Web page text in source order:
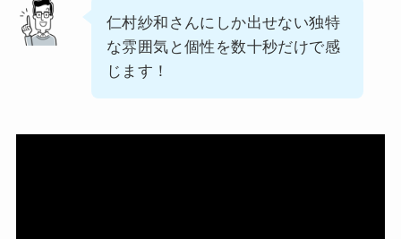
仁村紗和さんにしか出せない独特
な雰囲気と個性を数十秒だけで感
じます！